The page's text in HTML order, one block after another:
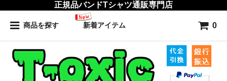
正規品バンドTシャツ通販専門店
商品を探す 新着アイテム 0